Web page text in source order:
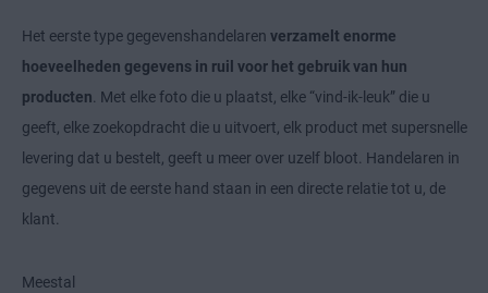
Het eerste type gegevenshandelaren verzamelt enorme
hoeveelheden gegevens in ruil voor het gebruik van hun
producten. Met elke foto die u plaatst, elke “vind-ik-leuk” die u
geeft, elke zoekopdracht die u uitvoert, elk product met supersnelle
levering dat u bestelt, geeft u meer over uzelf bloot. Handelaren in
gegevens uit de eerste hand staan in een directe relatie tot u, de
klant.
Meestal